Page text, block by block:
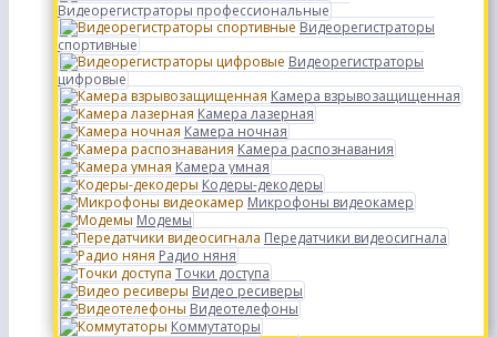
Видеорегистраторы профессиональные
Видеорегистраторы
спортивные
Видеорегистраторы
цифровые
Камера взрывозащищенная
Камера лазерная
Камера ночная
Камера распознавания
Камера умная
Кодеры-декодеры
Микрофоны видеокамер
Модемы
Передатчики видеосигнала
Радио няня
Точки доступа
Видео ресиверы
Видеотелефоны
Коммутаторы